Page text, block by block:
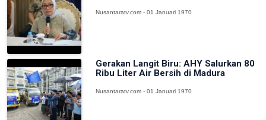
Nusantaratv.com - 01 Januari 1970
Gerakan Langit Biru: AHY Salurkan 80
Ribu Liter Air Bersih di Madura
Nusantaratv.com - 01 Januari 1970